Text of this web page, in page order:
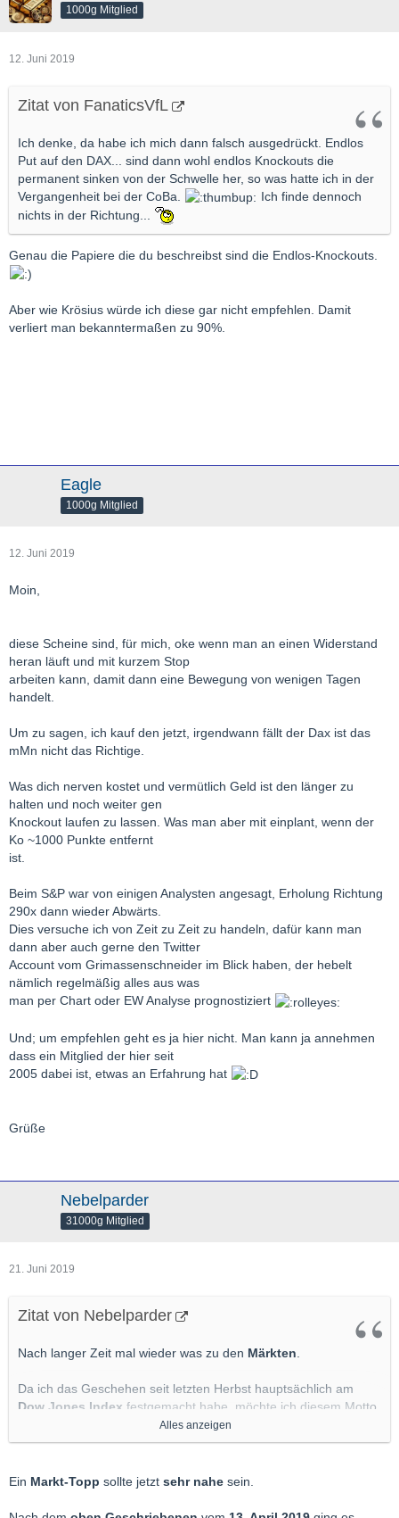
1000g Mitglied
12. Juni 2019
Zitat von FanaticsVfL
Ich denke, da habe ich mich dann falsch ausgedrückt. Endlos
Put auf den DAX... sind dann wohl endlos Knockouts die
permanent sinken von der Schwelle her, so was hatte ich in der
Vergangenheit bei der CoBa.
Ich finde dennoch
nichts in der Richtung...
Genau die Papiere die du beschreibst sind die Endlos-Knockouts.
Aber wie Krösius würde ich diese gar nicht empfehlen. Damit
verliert man bekanntermaßen zu 90%.
Eagle
1000g Mitglied
12. Juni 2019
Moin,
diese Scheine sind, für mich, oke wenn man an einen Widerstand
heran läuft und mit kurzem Stop
arbeiten kann, damit dann eine Bewegung von wenigen Tagen
handelt.
Um zu sagen, ich kauf den jetzt, irgendwann fällt der Dax ist das
mMn nicht das Richtige.
Was dich nerven kostet und vermütlich Geld ist den länger zu
halten und noch weiter gen
Knockout laufen zu lassen. Was man aber mit einplant, wenn der
Ko ~1000 Punkte entfernt
ist.
Beim S&P war von einigen Analysten angesagt, Erholung Richtung
290x dann wieder Abwärts.
Dies versuche ich von Zeit zu Zeit zu handeln, dafür kann man
dann aber auch gerne den Twitter
Account vom Grimassenschneider im Blick haben, der hebelt
nämlich regelmäßig alles aus was
man per Chart oder EW Analyse prognostiziert
Und; um empfehlen geht es ja hier nicht. Man kann ja annehmen
dass ein Mitglied der hier seit
2005 dabei ist, etwas an Erfahrung hat
Grüße
Nebelparder
31000g Mitglied
21. Juni 2019
Zitat von Nebelparder
Nach langer Zeit mal wieder was zu den Märkten
Da ich das Geschehen seit letzten Herbst hauptsächlich am
Dow Jones Index festgemacht habe, möchte ich diesem Motto
vernünftige Prognosen zu erstellen)
Der Anstiegbei denUS-Indices seit Heiligabend 2018 kann
Alles anzeigen
Ein Markt-Topp sollte jetzt sehr nahe sein.